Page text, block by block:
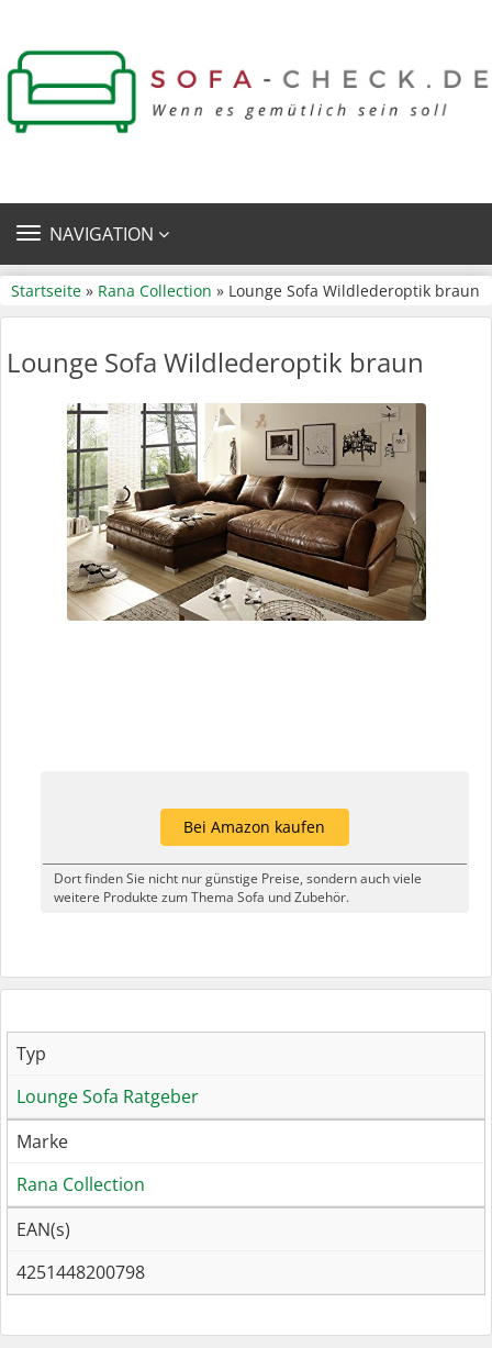
TOGGLE
NAVIGATION
Startseite » Rana Collection » Lounge Sofa Wildlederoptik braun
Lounge Sofa Wildlederoptik braun
Bei Amazon kaufen
Dort finden Sie nicht nur günstige Preise, sondern auch viele
weitere Produkte zum Thema Sofa und Zubehör.
Typ
Lounge Sofa Ratgeber
Marke
Rana Collection
EAN(s)
4251448200798